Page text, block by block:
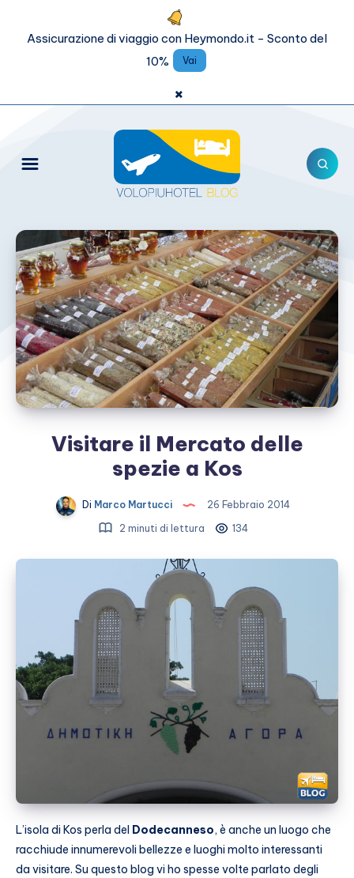
Assicurazione di viaggio con Heymondo.it - Sconto del
10%
Vai
×
Visitare il Mercato delle
spezie a Kos
Di Marco Martucci
26 Febbraio 2014
2 minuti di lettura
134
L’isola di Kos perla del Dodecanneso, è anche un luogo che
racchiude innumerevoli bellezze e luoghi molto interessanti
da visitare. Su questo blog vi ho spesse volte parlato degli